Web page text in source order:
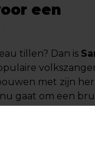
een
tillen? Dan is
met zijn
gaat om een
zorgt
of evenement.